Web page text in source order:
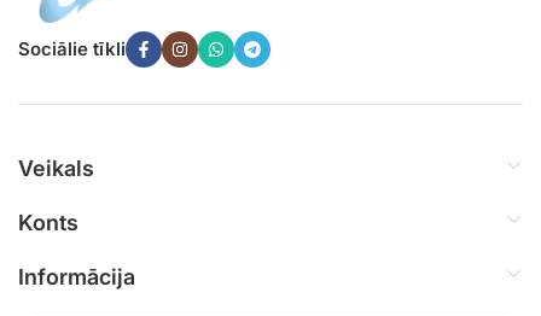
Sociālie tīkli
Veikals
Konts
Informācija